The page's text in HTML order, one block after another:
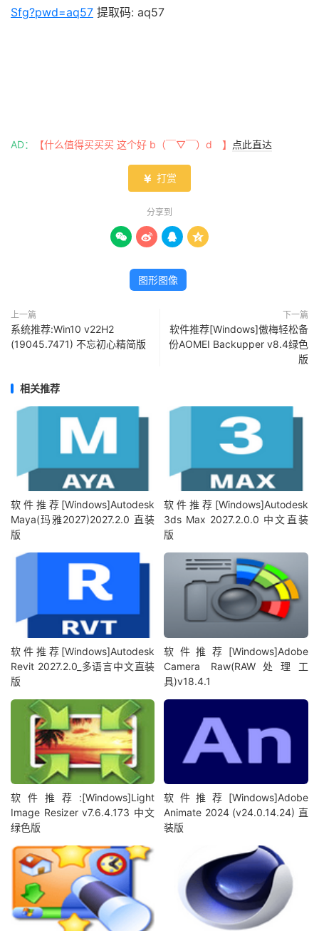
Sfg?pwd=aq57 提取码: aq57
AD： 【什么值得买买买 这个好 b（￣▽￣）d 】 点此直达
 打赏
分享到
   
图形图像
上一篇
系统推荐:Win10 v22H2
(19045.7471) 不忘初心精简版
下一篇
软件推荐[Windows]傲梅轻松备
份AOMEI Backupper v8.4绿色
版
相关推荐
软件推荐[Windows]Autodesk
Maya(玛雅2027)2027.2.0 直装
版
软件推荐[Windows]Autodesk
3ds Max 2027.2.0.0 中文直装
版
软件推荐[Windows]Autodesk
Revit 2027.2.0_多语言中文直装
版
软件推荐[Windows]Adobe
Camera Raw(RAW处理工
具)v18.4.1
软件推荐:[Windows]Light
Image Resizer v7.6.4.173 中文
绿色版
软件推荐[Windows]Adobe
Animate 2024 (v24.0.14.24) 直
装版